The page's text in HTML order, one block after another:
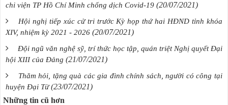
chi viện TP Hồ Chí Minh chống dịch Covid-19 (20/07/2021)
Hội nghị tiếp xúc cử tri trước Kỳ họp thứ hai HĐND tỉnh khóa
XIV, nhiệm kỳ 2021 - 2026 (20/07/2021)
Đội ngũ văn nghệ sỹ, trí thức học tập, quán triệt Nghị quyết Đại
hội XIII của Đảng (21/07/2021)
Thăm hỏi, tặng quà các gia đình chính sách, người có công tại
huyện Đại Từ (23/07/2021)
Những tin cũ hơn